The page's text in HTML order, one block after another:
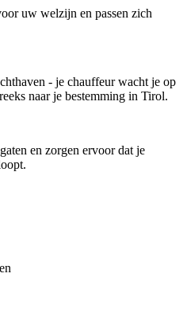
uw welzijn en passen zich
- je chauffeur wacht je op
naar je bestemming in Tirol.
en zorgen ervoor dat je